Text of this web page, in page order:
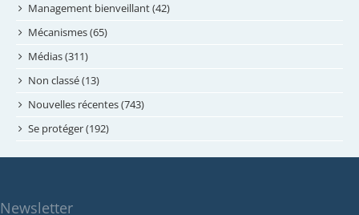
avril 2024
février 2024
janvier 2024
novembre 2023
octobre 2023
septembre 2023
mars 2023
Management bienveillant (42)
Mécanismes (65)
Médias (311)
Non classé (13)
Nouvelles récentes (743)
Se protéger (192)
Newsletter